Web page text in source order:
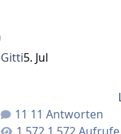
11 Antworten
Gitti5. Jul